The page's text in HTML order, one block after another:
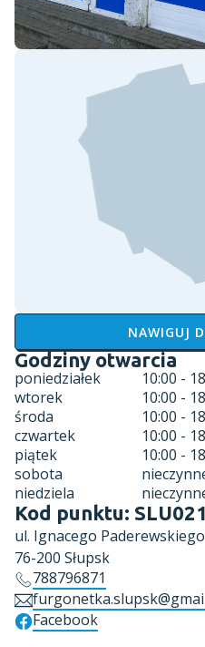
NAWIGUJ
Godziny otwarcia
poniedziałek
10:00 -
wtorek
10:00 -
środa
10:00 -
czwartek
10:00 -
piątek
10:00 -
sobota
niedziela
Kod punktu:
ul. Ignacego
76-200 Słupsk
788796871
Facebook